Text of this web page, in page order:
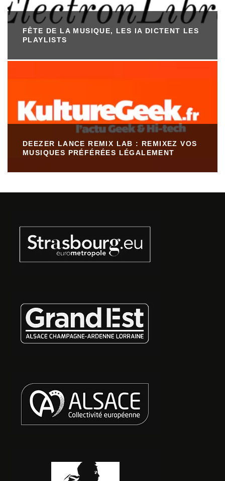
FÊTE DE LA MUSIQUE, LES IA DICTENT LES
PLAYLISTS
DEEZER LANCE REMIX LAB : REMIXEZ VOS
MUSIQUES PRÉFÉRÉES LÉGALEMENT